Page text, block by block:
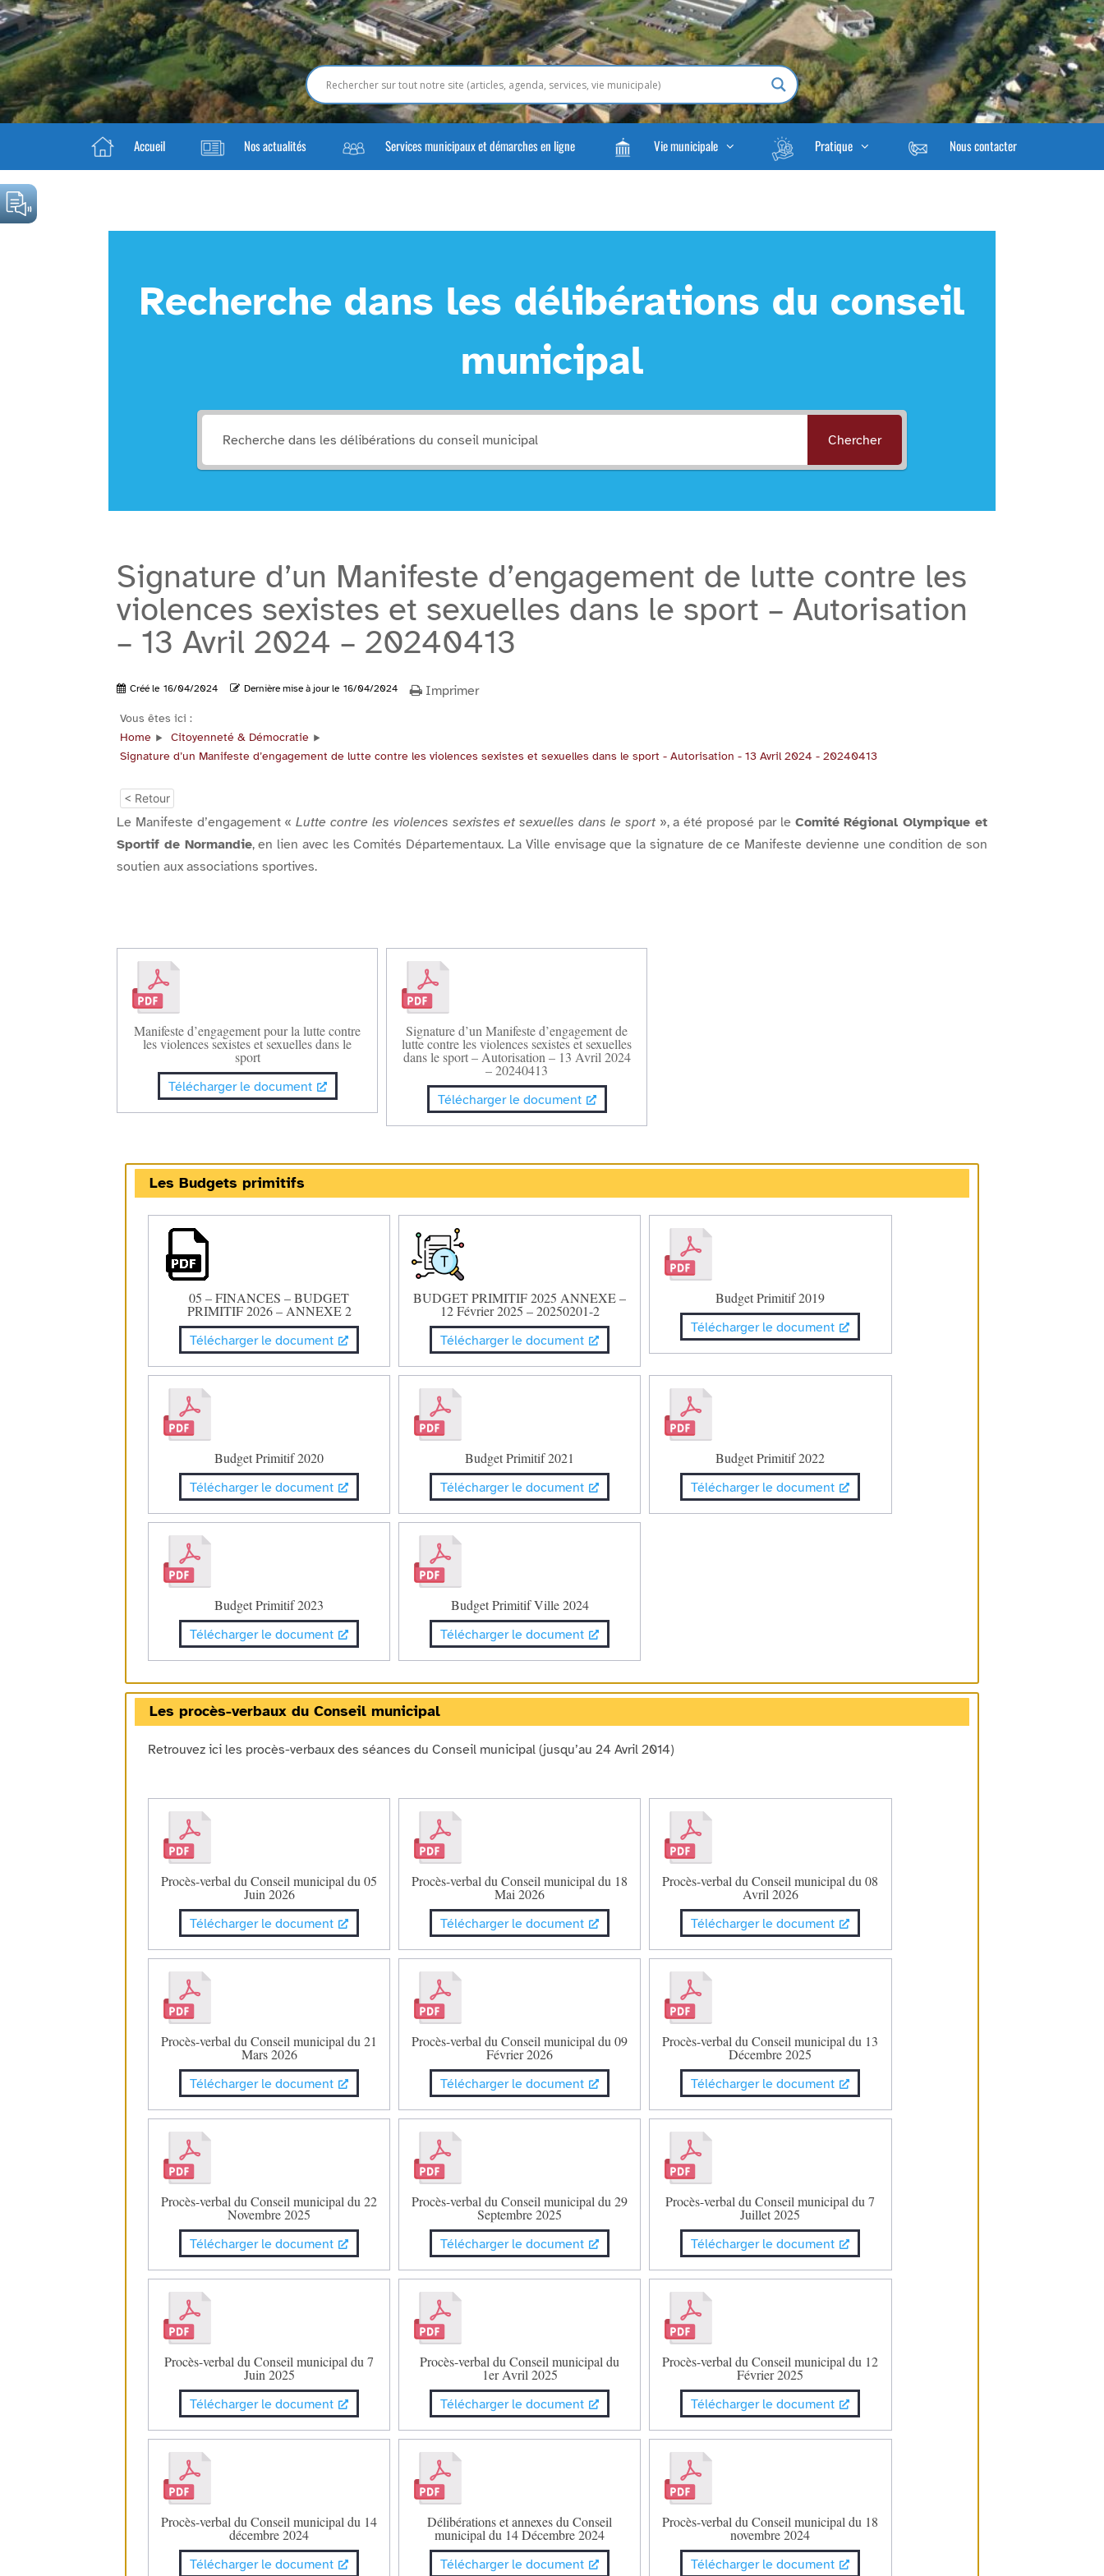
Accueil Nos actualités Services municipaux et démarches en ligne Vie municipale Pratique Nous contacter
Recherche dans les délibérations du conseil
municipal
Chercher
Signature d’un Manifeste d’engagement de lutte contre les
violences sexistes et sexuelles dans le sport – Autorisation
– 13 Avril 2024 – 20240413
Créé le 16/04/2024 Dernière mise à jour le 16/04/2024 Imprimer
Vous êtes ici :
Home
Citoyenneté & Démocratie
Signature d’un Manifeste d’engagement de lutte contre les violences sexistes et sexuelles dans le sport - Autorisation - 13 Avril 2024 - 20240413
< Retour
Le Manifeste d’engagement «Lutte contre les violences sexistes et sexuelles dans le sport», a été proposé par le Comité Régional Olympique et
Sportif de Normandie, en lien avec les Comités Départementaux. La Ville envisage que la signature de ce Manifeste devienne une condition de son
soutien aux associations sportives.
Manifeste d’engagement pour la lutte contre
les violences sexistes et sexuelles dans le
sport
Télécharger le document
Signature d’un Manifeste d’engagement de
lutte contre les violences sexistes et sexuelles
dans le sport – Autorisation – 13 Avril 2024
– 20240413
Télécharger le document
Les Budgets primitifs
05 – FINANCES – BUDGET
PRIMITIF 2026 – ANNEXE 2
Télécharger le document
BUDGET PRIMITIF 2025 ANNEXE –
12 Février 2025 – 20250201-2
Télécharger le document
Budget Primitif 2019
Télécharger le document
Budget Primitif 2020
Télécharger le document
Budget Primitif 2021
Télécharger le document
Budget Primitif 2022
Télécharger le document
Budget Primitif 2023
Télécharger le document
Budget Primitif Ville 2024
Télécharger le document
Les procès-verbaux du Conseil municipal
Retrouvez ici les procès-verbaux des séances du Conseil municipal (jusqu’au 24 Avril 2014)
Procès-verbal du Conseil municipal du 05
Juin 2026
Télécharger le document
Procès-verbal du Conseil municipal du 18
Mai 2026
Télécharger le document
Procès-verbal du Conseil municipal du 08
Avril 2026
Télécharger le document
Procès-verbal du Conseil municipal du 21
Mars 2026
Télécharger le document
Procès-verbal du Conseil municipal du 09
Février 2026
Télécharger le document
Procès-verbal du Conseil municipal du 13
Décembre 2025
Télécharger le document
Procès-verbal du Conseil municipal du 22
Novembre 2025
Télécharger le document
Procès-verbal du Conseil municipal du 29
Septembre 2025
Télécharger le document
Procès-verbal du Conseil municipal du 7
Juillet 2025
Télécharger le document
Procès-verbal du Conseil municipal du 7
Juin 2025
Télécharger le document
Procès-verbal du Conseil municipal du
1er Avril 2025
Télécharger le document
Procès-verbal du Conseil municipal du 12
Février 2025
Télécharger le document
Procès-verbal du Conseil municipal du 14
décembre 2024
Télécharger le document
Délibérations et annexes du Conseil
municipal du 14 Décembre 2024
Télécharger le document
Procès-verbal du Conseil municipal du 18
novembre 2024
Télécharger le document